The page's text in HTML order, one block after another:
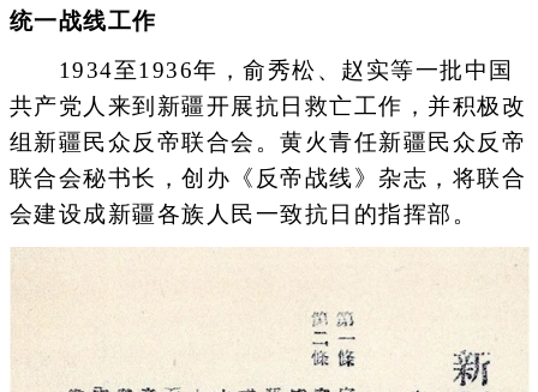
统一战线工作
1934至1936年，俞秀松、赵实等一批中国
共产党人来到新疆开展抗日救亡工作，并积极改
组新疆民众反帝联合会。黄火青任新疆民众反帝
联合会秘书长，创办《反帝战线》杂志，将联合
会建设成新疆各族人民一致抗日的指挥部。